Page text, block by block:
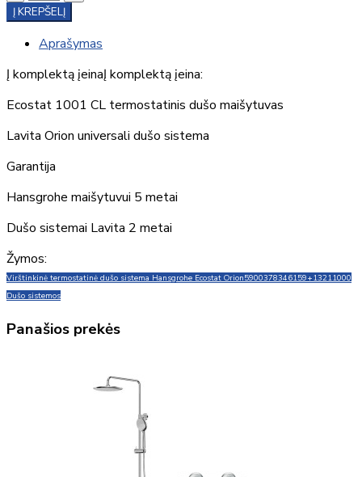
Į KREPŠELĮ
Aprašymas
Į komplektą įeinaĮ komplektą įeina:
Ecostat 1001 CL termostatinis dušo maišytuvas
Lavita Orion universali dušo sistema
Garantija
Hansgrohe maišytuvui 5 metai
Dušo sistemai Lavita 2 metai
Žymos:
Virštinkinė termostatinė dušo sistema Hansgrohe Ecostat Orion5900378346159+13211000
Dušo sistemos
Panašios prekės